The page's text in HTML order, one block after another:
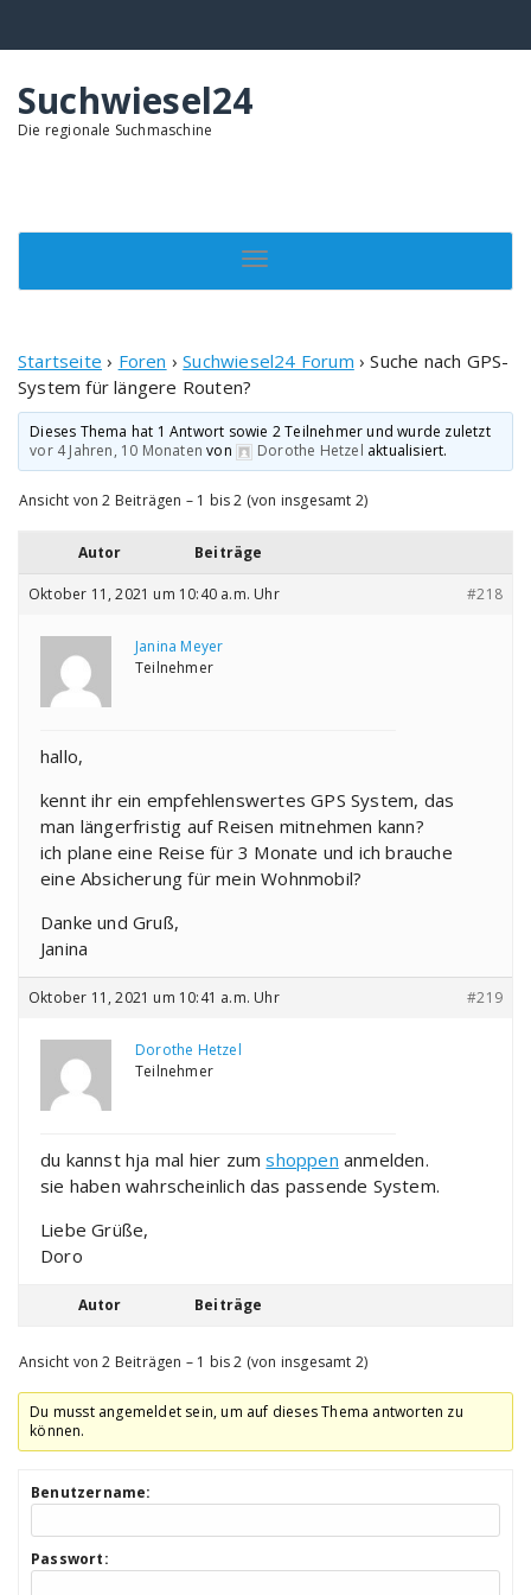
Suchwiesel24
Die regionale Suchmaschine
Toggle navigation
Startseite › Foren › Suchwiesel24 Forum › Suche nach GPS-
System für längere Routen?
Dieses Thema hat 1 Antwort sowie 2 Teilnehmer und wurde zuletzt
vor 4 Jahren, 10 Monaten von Dorothe Hetzel aktualisiert.
Ansicht von 2 Beiträgen – 1 bis 2 (von insgesamt 2)
Autor Beiträge
Oktober 11, 2021 um 10:40 a.m. Uhr #218
Janina Meyer
Teilnehmer
hallo,
kennt ihr ein empfehlenswertes GPS System, das
man längerfristig auf Reisen mitnehmen kann?
ich plane eine Reise für 3 Monate und ich brauche
eine Absicherung für mein Wohnmobil?
Danke und Gruß,
Janina
Oktober 11, 2021 um 10:41 a.m. Uhr #219
Dorothe Hetzel
Teilnehmer
du kannst hja mal hier zumshoppen anmelden.
sie haben wahrscheinlich das passende System.
Liebe Grüße,
Doro
Autor Beiträge
Ansicht von 2 Beiträgen – 1 bis 2 (von insgesamt 2)
Du musst angemeldet sein, um auf dieses Thema antworten zu
können.
Benutzername:
Passwort: